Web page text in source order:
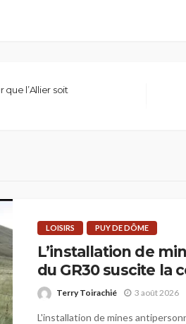
que l’Allier soit
LOISIRS PUY DE DÔME
L’installation de
du GR30 suscite la
Terry Toirachié 3 août 2026
L'installation de mines